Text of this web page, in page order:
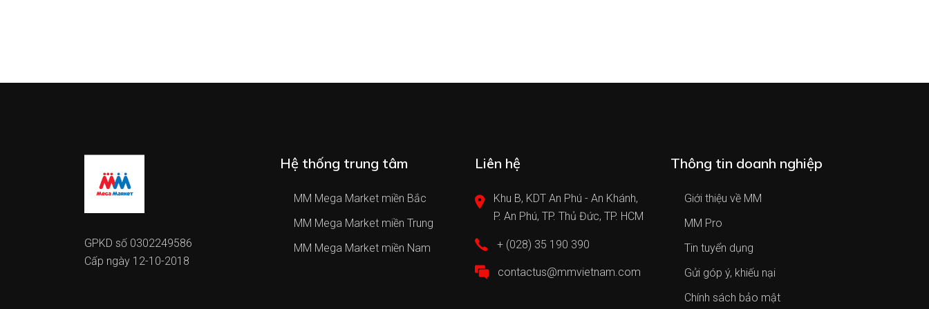
GPKD số 0302249586
Cấp ngày 12-10-2018
Hệ thống trung tâm
MM Mega Market miền Bắc
MM Mega Market miền Trung
MM Mega Market miền Nam
Liên hệ
Khu B, KDT An Phú - An Khánh,
P. An Phú, TP. Thủ Đức, TP. HCM
+ (028) 35 190 390
contactus@mmvietnam.com
Thông tin doanh nghiệp
Giới thiệu về MM
MM Pro
Tin tuyển dụng
Gửi góp ý, khiếu nại
Chính sách bảo mật